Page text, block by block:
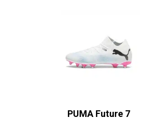
PUMA Future 7